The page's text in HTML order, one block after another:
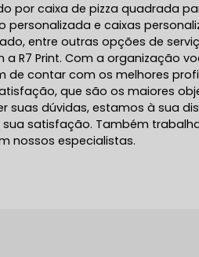
por caixa de pizza quadrada
personalizada e caixas
entre outras opções de
R7 Print. Com a organização
de contar com os melhores
que são os maiores
suas dúvidas, estamos à sua
satisfação. Também
nossos especialistas.